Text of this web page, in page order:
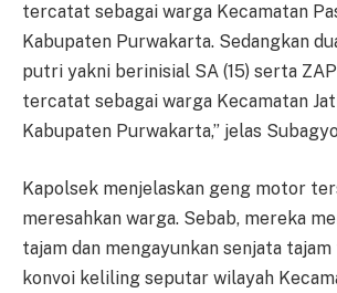
tercatat sebagai warga Kecamatan
Kabupaten Purwakarta. Sedangkan
putri yakni berinisial SA (15) serta ZAP
tercatat sebagai warga Kecamatan
Kabupaten Purwakarta,” jelas
Kapolsek menjelaskan geng motor
meresahkan warga. Sebab, mereka
tajam dan mengayunkan senjata
konvoi keliling seputar wilayah